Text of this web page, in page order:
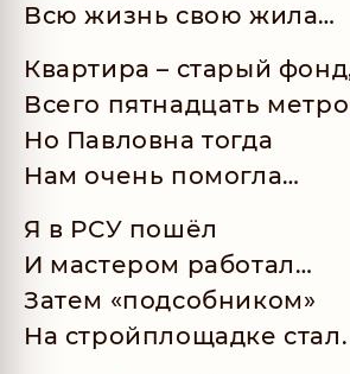
Всю жизнь свою жила…
Квартира – старый
Всего пятнадцать
Но Павловна тогда
Нам очень помогла…
Я в РСУ пошёл
И мастером работал…
Затем «подсобником»
На стройплощадке стал.